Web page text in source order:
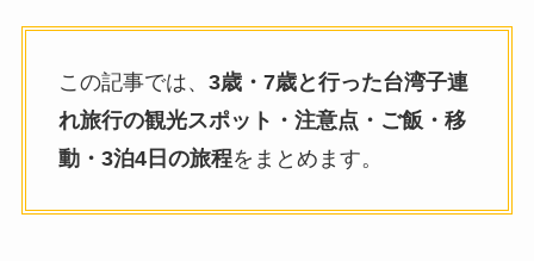
この記事では、 3歳・7歳と行った台湾子連
れ旅行の観光スポット・注意点・ご飯・移
動・3泊4日の旅程をまとめます。